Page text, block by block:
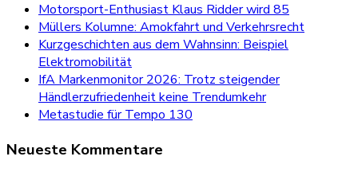
Motorsport-Enthusiast Klaus Ridder wird 85
Müllers Kolumne: Amokfahrt und Verkehrsrecht
Kurzgeschichten aus dem Wahnsinn: Beispiel
Elektromobilität
IfA Markenmonitor 2026: Trotz steigender
Händlerzufriedenheit keine Trendumkehr
Metastudie für Tempo 130
Neueste Kommentare